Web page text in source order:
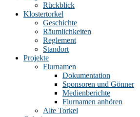
Rückblick
Klostertorkel
Geschichte
Räumlichkeiten
Reglement
Standort
Projekte
Flurnamen
Dokumentation
Sponsoren und Gönner
Medienberichte
Flurnamen anhören
Alte Torkel